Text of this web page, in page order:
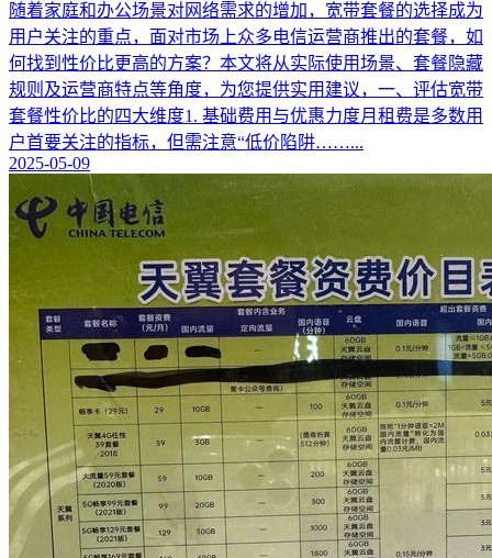
随着家庭和办公场景对网络需求的增加，宽带套餐的选择成为
用户关注的重点，面对市场上众多电信运营商推出的套餐，如
何找到性价比更高的方案？本文将从实际使用场景、套餐隐藏
规则及运营商特点等角度，为您提供实用建议，一、评估宽带
套餐性价比的四大维度1. 基础费用与优惠力度月租费是多数用
户首要关注的指标，但需注意“低价陷阱……...
2025-05-09